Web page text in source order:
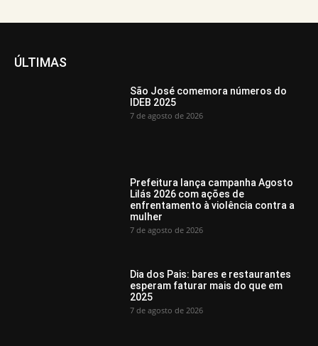
ÚLTIMAS
São José comemora números do
IDEB 2025
7 de agosto de 2026
Prefeitura lança campanha Agosto
Lilás 2026 com ações de
enfrentamento à violência contra a
mulher
7 de agosto de 2026
Dia dos Pais: bares e restaurantes
esperam faturar mais do que em
2025
7 de agosto de 2026